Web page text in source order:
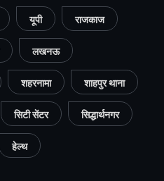
यूपी राजकाज
लखनऊ
शहरनामा शाहपुर थाना
सिटी सेंटर सिद्धार्थनगर
हेल्थ